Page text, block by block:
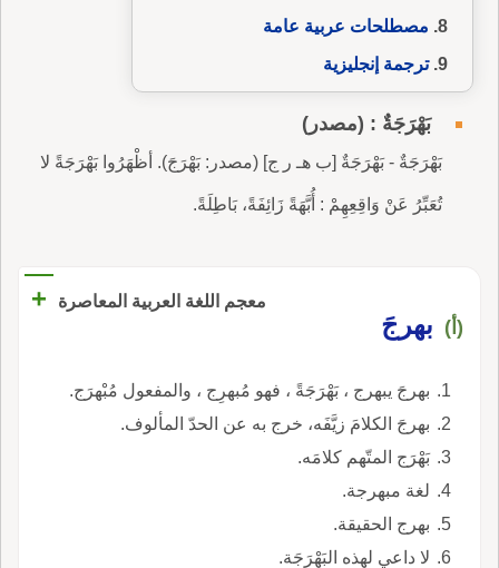
مصطلحات عربية عامة
ترجمة إنجليزية
بَهْرَجَةٌ : (مصدر)
بَهْرَجَةٌ - بَهْرَجَةٌ [ب هـ ر ج] (مصدر: بَهْرَجَ). أظْهَرُوا بَهْرَجَةً لا
تُعَبِّرُ عَنْ وَاقِعِهِمْ : أُبَّهَةً زَائِفَةً، بَاطِلَةً.
معجم اللغة العربية المعاصرة +
(أ) بهرجَ
بهرجَ يبهرج ، بَهْرَجَةً ، فهو مُبهرِج ، والمفعول مُبْهرَج.
بهرجَ الكلامَ زيَّفَه، خرج به عن الحدّ المألوف.
بَهْرَج المتّهم كلامَه.
لغة مبهرجة.
بهرج الحقيقة.
لا داعي لهذه البَهْرَجَة.